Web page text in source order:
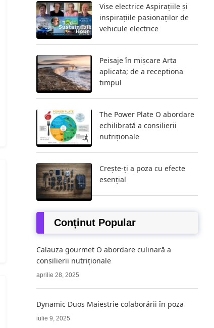
Vise electrice Aspirațiile și
inspirațiile pasionaților de
vehicule electrice
Peisaje în mișcare Arta
aplicata; de a receptiona
timpul
The Power Plate O abordare
echilibrată a consilierii
nutriționale
Crește-ți a poza cu efecte
esențial
Conținut Popular
Calauza gourmet O abordare culinară a
consilierii nutriționale
aprilie 28, 2025
Dynamic Duos Maiestrie colaborării în poza
iulie 9, 2025